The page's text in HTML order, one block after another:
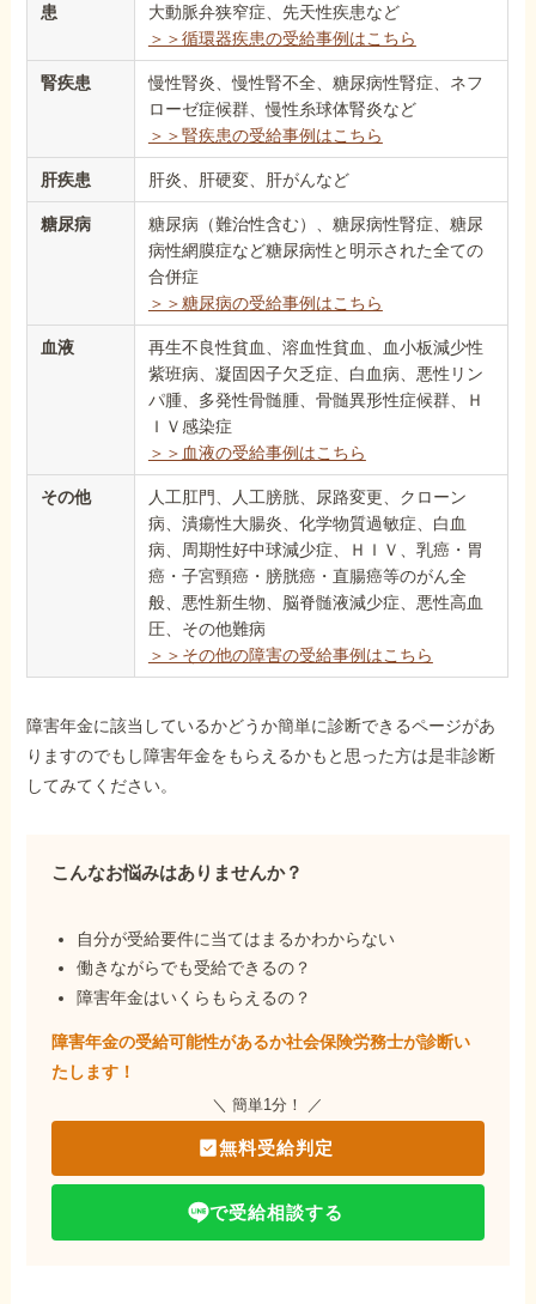
患
大動脈弁狭窄症、先天性疾患など
＞＞循環器疾患の受給事例はこちら
腎疾患
慢性腎炎、慢性腎不全、糖尿病性腎症、ネフ
ローゼ症候群、慢性糸球体腎炎など
＞＞腎疾患の受給事例はこちら
肝疾患 肝炎、肝硬変、肝がんなど
糖尿病
糖尿病（難治性含む）、糖尿病性腎症、糖尿
病性網膜症など糖尿病性と明示された全ての
合併症
＞＞糖尿病の受給事例はこちら
血液
再生不良性貧血、溶血性貧血、血小板減少性
紫班病、凝固因子欠乏症、白血病、悪性リン
パ腫、多発性骨髄腫、骨髄異形性症候群、Ｈ
ＩＶ感染症
＞＞血液の受給事例はこちら
その他
人工肛門、人工膀胱、尿路変更、クローン
病、潰瘍性大腸炎、化学物質過敏症、白血
病、周期性好中球減少症、ＨＩＶ、乳癌・胃
癌・子宮頸癌・膀胱癌・直腸癌等のがん全
般、悪性新生物、脳脊髄液減少症、悪性高血
圧、その他難病
＞＞その他の障害の受給事例はこちら
障害年金に該当しているかどうか簡単に診断できるページがあ
りますのでもし障害年金をもらえるかもと思った方は是非診断
してみてください。
こんなお悩みはありませんか？
自分が受給要件に当てはまるかわからない
働きながらでも受給できるの？
障害年金はいくらもらえるの？
障害年金の受給可能性があるか社会保険労務士が診断い
たします！
＼ 簡単1分！ ／
無料受給判定
で受給相談する